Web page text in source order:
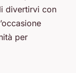
divertirvi con
per